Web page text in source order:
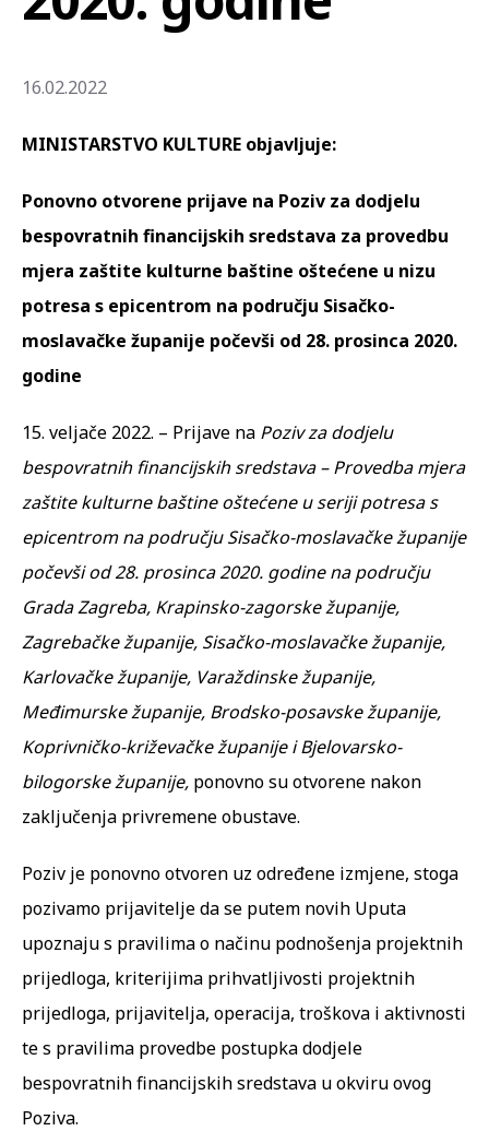
16.02.2022
MINISTARSTVO KULTURE objavljuje:
Ponovno otvorene prijave na Poziv za dodjelu
bespovratnih financijskih sredstava za provedbu
mjera zaštite kulturne baštine oštećene u nizu
potresa s epicentrom na području Sisačko-
moslavačke županije počevši od 28. prosinca 2020.
godine
15. veljače 2022. – Prijave na Poziv za dodjelu
bespovratnih financijskih sredstava – Provedba mjera
zaštite kulturne baštine oštećene u seriji potresa s
epicentrom na području Sisačko-moslavačke županije
počevši od 28. prosinca 2020. godine na području
Grada Zagreba, Krapinsko-zagorske županije,
Zagrebačke županije, Sisačko-moslavačke županije,
Karlovačke županije, Varaždinske županije,
Međimurske županije, Brodsko-posavske županije,
Koprivničko-križevačke županije i Bjelovarsko-
bilogorske županije, ponovno su otvorene nakon
zaključenja privremene obustave.
Poziv je ponovno otvoren uz određene izmjene, stoga
pozivamo prijavitelje da se putem novih Uputa
upoznaju s pravilima o načinu podnošenja projektnih
prijedloga, kriterijima prihvatljivosti projektnih
prijedloga, prijavitelja, operacija, troškova i aktivnosti
te s pravilima provedbe postupka dodjele
bespovratnih financijskih sredstava u okviru ovog
Poziva.